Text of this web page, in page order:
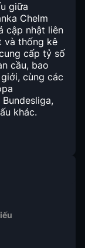
giữa
Chelm
cập nhật liên
và thống kê
cấp tỷ số
cầu, bao
cùng các
khác.